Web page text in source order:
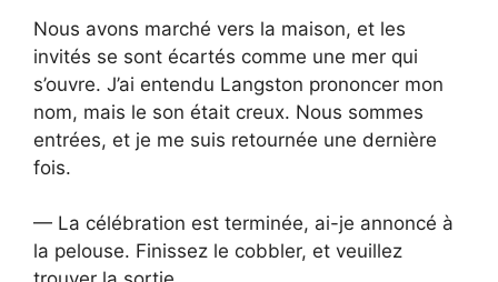
Nous avons marché vers la maison, et les
invités se sont écartés comme une mer qui
s’ouvre. J’ai entendu Langston prononcer mon
nom, mais le son était creux. Nous sommes
entrées, et je me suis retournée une dernière
fois.
— La célébration est terminée, ai-je annoncé à
la pelouse. Finissez le cobbler, et veuillez